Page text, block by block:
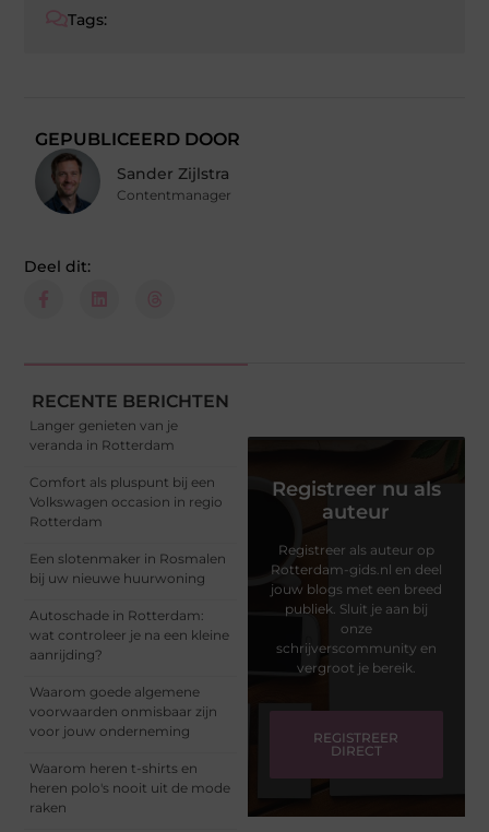
Tags:
GEPUBLICEERD DOOR
Sander Zijlstra
Contentmanager
Deel dit:
RECENTE BERICHTEN
Langer genieten van je
veranda in Rotterdam
Comfort als pluspunt bij een
Volkswagen occasion in regio
Rotterdam
Een slotenmaker in Rosmalen
bij uw nieuwe huurwoning
Autoschade in Rotterdam:
wat controleer je na een kleine
aanrijding?
Waarom goede algemene
voorwaarden onmisbaar zijn
voor jouw onderneming
Waarom heren t-shirts en
heren polo's nooit uit de mode
raken
Registreer nu als
auteur
Registreer als auteur op
Rotterdam-gids.nl en deel
jouw blogs met een breed
publiek. Sluit je aan bij
onze
schrijverscommunity en
vergroot je bereik.
REGISTREER
DIRECT